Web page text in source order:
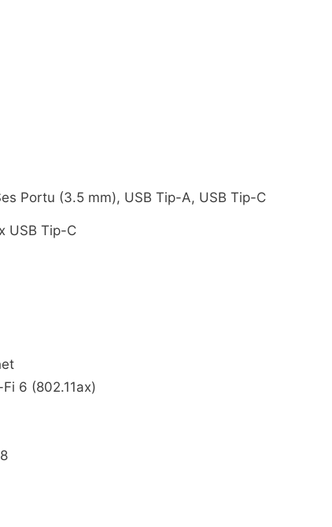
Portu (3.5 mm), USB Tip-A, USB Tip-C
USB Tip-C
6 (802.11ax)